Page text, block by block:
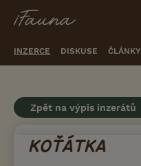
INZERCE DISKUSE ČLÁNKY
Zpět na výpis inzerátů
KOŤÁTKA